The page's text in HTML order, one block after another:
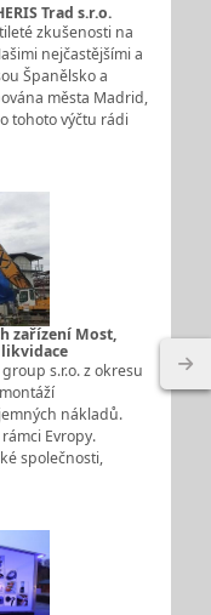
Trad s.r.o.
zkušenosti na
nejčastějšími a
Španělsko a
města Madrid,
tohoto výčtu rádi
zařízení Most,
s.r.o. z okresu
nákladů.
Evropy.
společnosti,